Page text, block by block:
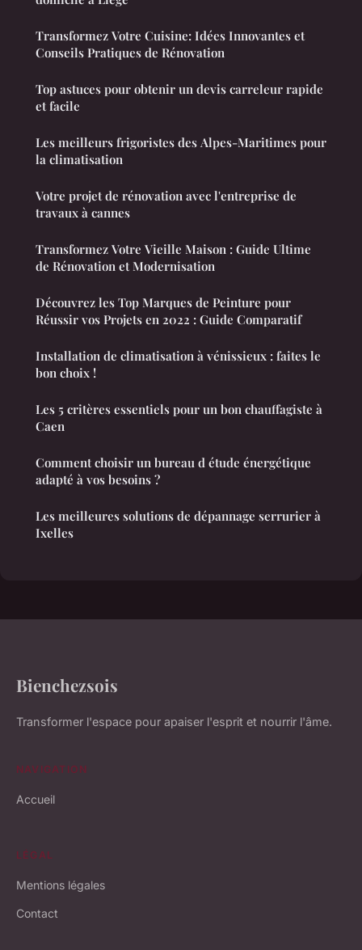
Transformez Votre Cuisine: Idées Innovantes et
Conseils Pratiques de Rénovation
Top astuces pour obtenir un devis carreleur rapide
et facile
Les meilleurs frigoristes des Alpes-Maritimes pour
la climatisation
Votre projet de rénovation avec l'entreprise de
travaux à cannes
Transformez Votre Vieille Maison : Guide Ultime
de Rénovation et Modernisation
Découvrez les Top Marques de Peinture pour
Réussir vos Projets en 2022 : Guide Comparatif
Installation de climatisation à vénissieux : faites le
bon choix !
Les 5 critères essentiels pour un bon chauffagiste à
Caen
Comment choisir un bureau d étude énergétique
adapté à vos besoins ?
Les meilleures solutions de dépannage serrurier à
Ixelles
Bienchezsois
Transformer l'espace pour apaiser l'esprit et nourrir l'âme.
NAVIGATION
Accueil
LÉGAL
Mentions légales
Contact